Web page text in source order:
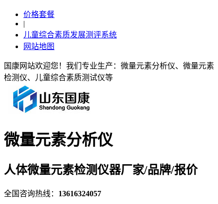
价格套餐
|
儿童综合素质发展测评系统
网站地图
国康网站欢迎您！我们专业生产：微量元素分析仪、微量元素
检测仪、儿童综合素质测试仪等
微量元素分析仪
人体微量元素检测仪器厂家/品牌/报价
全国咨询热线： 13616324057